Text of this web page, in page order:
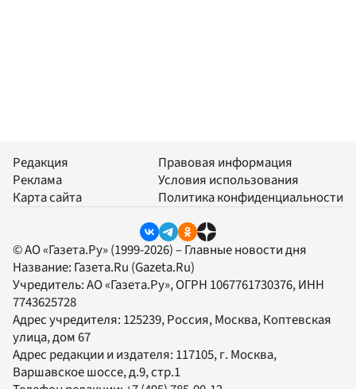
Редакция
Реклама
Карта сайта
Правовая информация
Условия использования
Политика конфиденциальности
© АО «Газета.Ру» (1999-2026) – Главные новости дня
Название: Газета.Ru (Gazeta.Ru)
Учредитель:АО «Газета.Ру», ОГРН 1067761730376, ИНН
7743625728
Адрес учредителя: 125239, Россия, Москва, Коптевская
улица, дом 67
Адрес редакции и издателя: 117105, г. Москва,
Варшавское шоссе, д.9, стр.1